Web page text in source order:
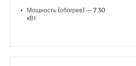
•
Мощность (обогрев) — 7.30
кВт